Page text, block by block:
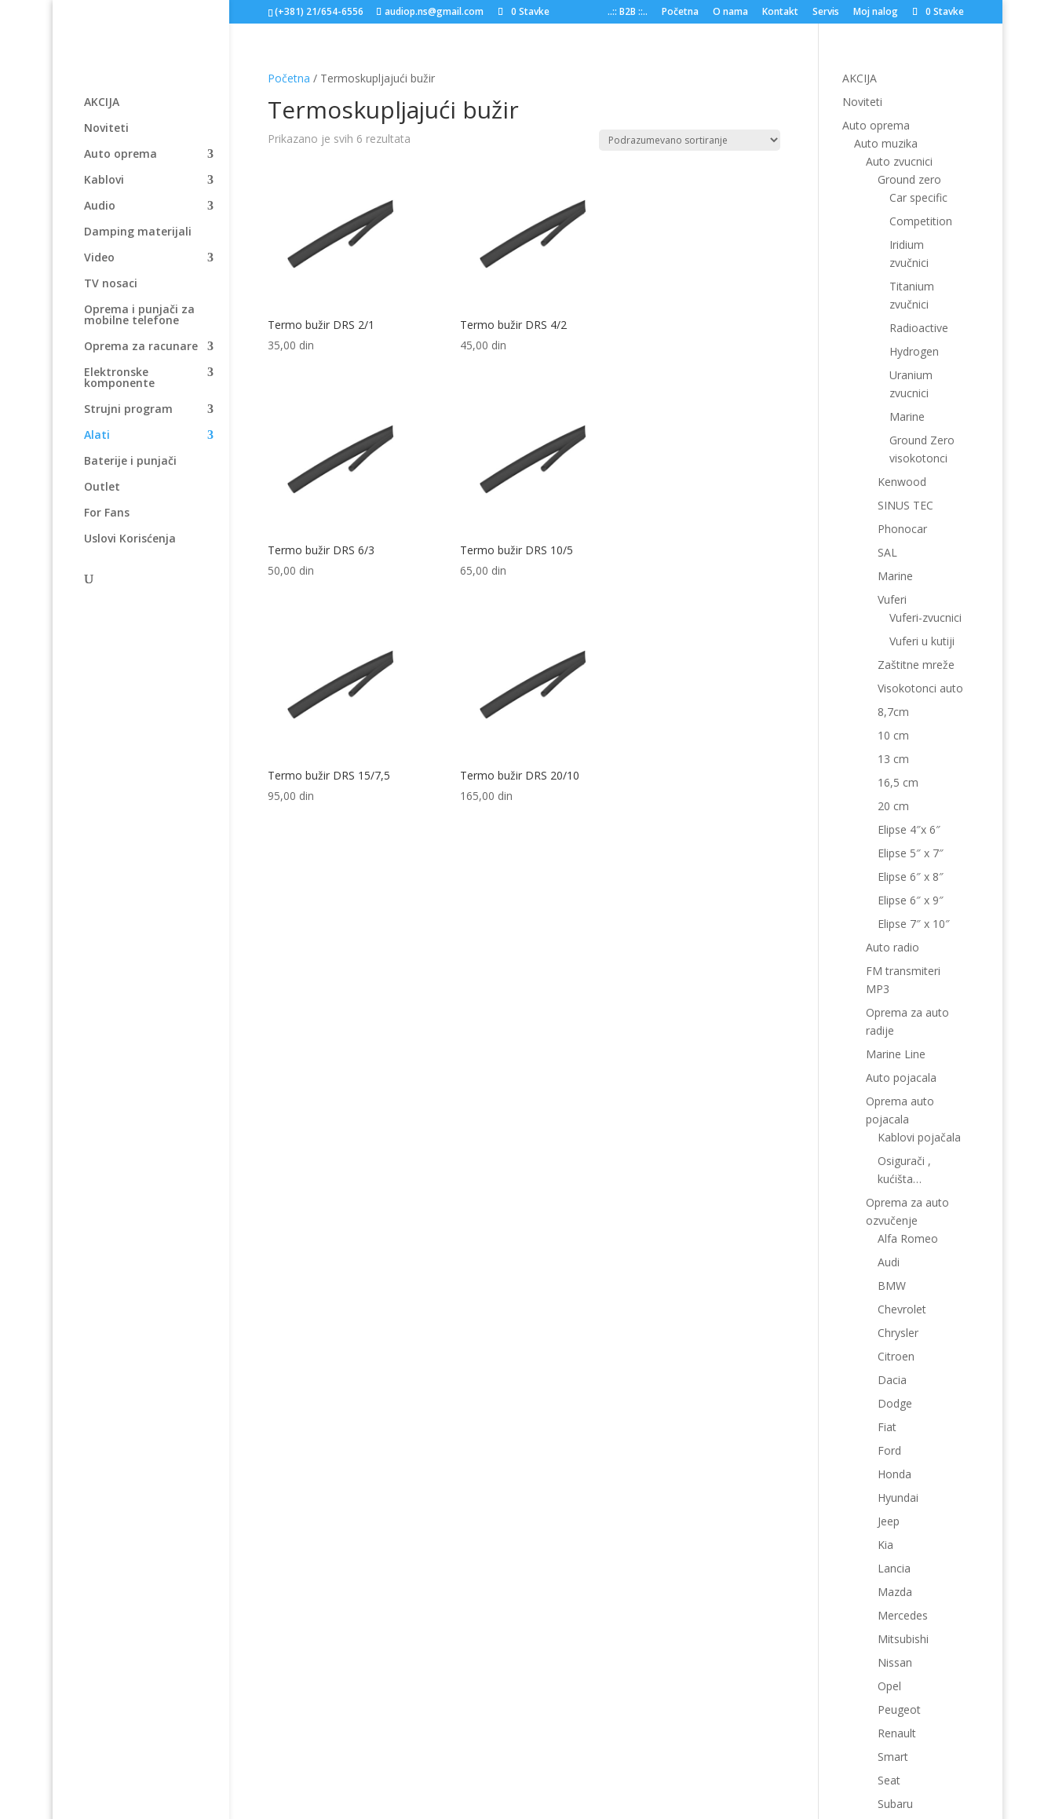
(+381) 21/654-6556 audiop.ns@gmail.com 0 Stavke ..:: B2B ::.. Početna O nama Kontakt Servis Moj nalog 0 Stavke
AKCIJA
Noviteti
Auto oprema
Kablovi
Audio
Damping materijali
Video
TV nosaci
Oprema i punjači za
mobilne telefone
Oprema za racunare
Elektronske
komponente
Strujni program
Alati
Baterije i punjači
Outlet
For Fans
Uslovi Korisćenja
Početna / Termoskupljajući bužir
Termoskupljajući bužir
Prikazano je svih 6 rezultata
Termo bužir DRS 2/1
35,00 din
Termo bužir DRS 4/2
45,00 din
Termo bužir DRS 6/3
50,00 din
Termo bužir DRS 10/5
65,00 din
Termo bužir DRS 15/7,5
95,00 din
Termo bužir DRS 20/10
165,00 din
AKCIJA
Noviteti
Auto oprema
Auto muzika
Auto zvucnici
Ground zero
Car specific
Competition
Iridium
zvučnici
Titanium
zvučnici
Radioactive
Hydrogen
Uranium
zvucnici
Marine
Ground Zero
visokotonci
Kenwood
SINUS TEC
Phonocar
SAL
Marine
Vuferi
Vuferi-zvucnici
Vuferi u kutiji
Zaštitne mreže
Visokotonci auto
8,7cm
10 cm
13 cm
16,5 cm
20 cm
Elipse 4″x 6″
Elipse 5″ x 7″
Elipse 6″ x 8″
Elipse 6″ x 9″
Elipse 7″ x 10″
Auto radio
FM transmiteri
MP3
Oprema za auto
radije
Marine Line
Auto pojacala
Oprema auto
pojacala
Kablovi pojačala
Osigurači ,
kućišta…
Oprema za auto
ozvučenje
Alfa Romeo
Audi
BMW
Chevrolet
Chrysler
Citroen
Dacia
Dodge
Fiat
Ford
Honda
Hyundai
Jeep
Kia
Lancia
Mazda
Mercedes
Mitsubishi
Nissan
Opel
Peugeot
Renault
Smart
Seat
Subaru